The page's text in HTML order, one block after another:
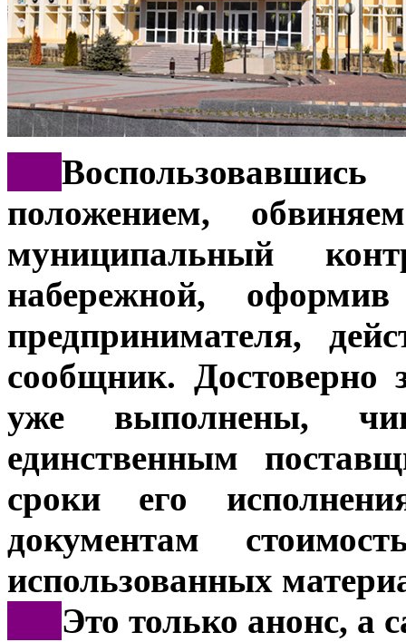
положением,
муниципальный
набережной,
предпринимателя,
сообщник. Достоверно
уже выполнены,
единственным
сроки его
документам
использованных
Это только анонс, а